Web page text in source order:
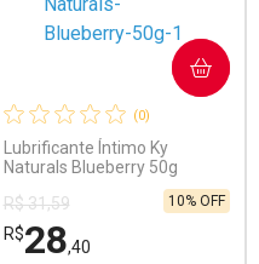
(0)
Lubrificante Íntimo Ky
Naturals Blueberry 50g
R$ 31,59
R$28,40
10% OFF
COMPRAR